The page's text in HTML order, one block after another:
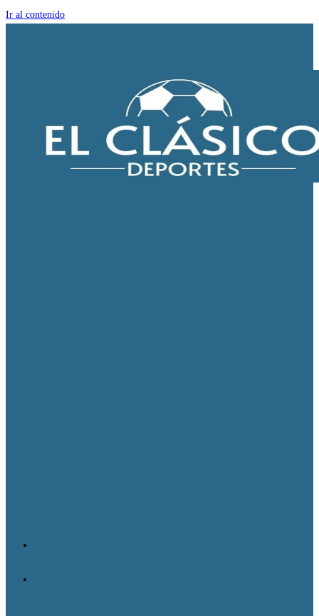
Ir al contenido